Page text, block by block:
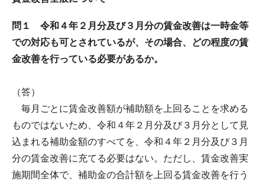
問１ 令和４年２月分及び３月分の賃金改善は一時金等
での対応も可とされているが、その場合、どの程度の賃
金改善を行っている必要があるか。
（答）
毎月ごとに賃金改善額が補助額を上回ることを求める
ものではないため、令和４年２月分及び３月分として見
込まれる補助金額のすべてを、令和４年２月分及び３月
分の賃金改善に充てる必要はない。ただし、賃金改善実
施期間全体で、補助金の合計額を上回る賃金改善を行う